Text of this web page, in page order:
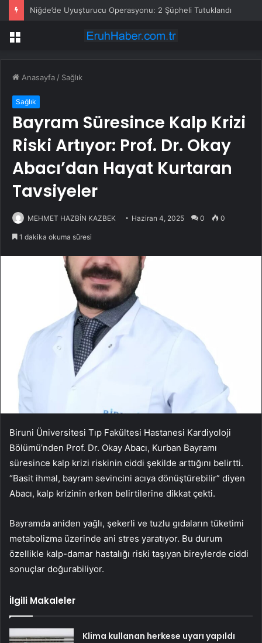
Niğde’de Uyuşturucu Operasyonu: 2 Şüpheli Tutuklandı
Menü
Anasayfa / Sağlık
Sağlık
Bayram Süresince Kalp Krizi
Riski Artıyor: Prof. Dr. Okay
Abacı’dan Hayat Kurtaran
Tavsiyeler
MEHMET HAZBİN KAZBEK Haziran 4, 2025 0 0
1 dakika okuma süresi
Biruni Üniversitesi Tıp Fakültesi Hastanesi Kardiyoloji
Bölümü’nden Prof. Dr. Okay Abacı, Kurban Bayramı
süresince kalp krizi riskinin ciddi şekilde arttığını belirtti.
“Basit ihmal, bayram sevincini acıya dönüştürebilir” diyen
Abacı, kalp krizinin erken belirtilerine dikkat çekti.
Bayramda aniden yağlı, şekerli ve tuzlu gıdaların tüketimi
metabolizma üzerinde ani stres yaratıyor. Bu durum
özellikle kalp-damar hastalığı riski taşıyan bireylerde ciddi
sonuçlar doğurabiliyor.
İlgili Makaleler
Klima kullanan herkese uyarı yapıldı